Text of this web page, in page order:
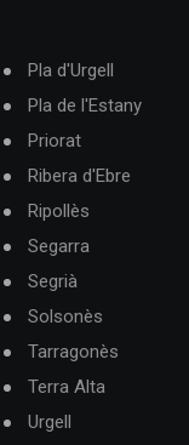
Pla d'Urgell
Pla de l'Estany
Priorat
Ribera d'Ebre
Ripollès
Segarra
Segrià
Solsonès
Tarragonès
Terra Alta
Urgell